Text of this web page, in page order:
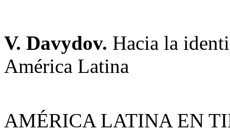
V. Davydov. Hacia la
América Latina
AMÉRICA LATINA EN